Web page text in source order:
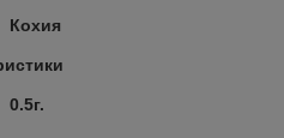
Кохия
0.5г.